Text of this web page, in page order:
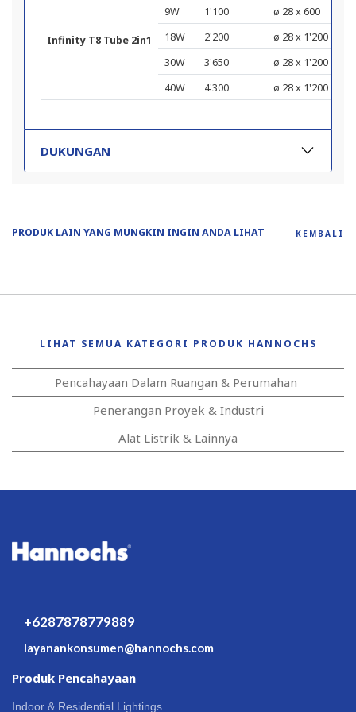
Infinity T8 Tube 2in1
9W 1'100
ø 28 x 600
18W
2'200
ø 28 x 1'200
30W
3'650
ø 28 x 1'200
40W
4'300 ø 28 x 1'200
DUKUNGAN
PRODUK LAIN YANG MUNGKIN INGIN ANDA LIHAT KEMBALI
LIHAT SEMUA KATEGORI PRODUK HANNOCHS
Pencahayaan Dalam Ruangan & Perumahan
Penerangan Proyek & Industri
Alat Listrik & Lainnya
+6287878779889
layanankonsumen@hannochs.com
Produk Pencahayaan
Indoor & Residential Lightings